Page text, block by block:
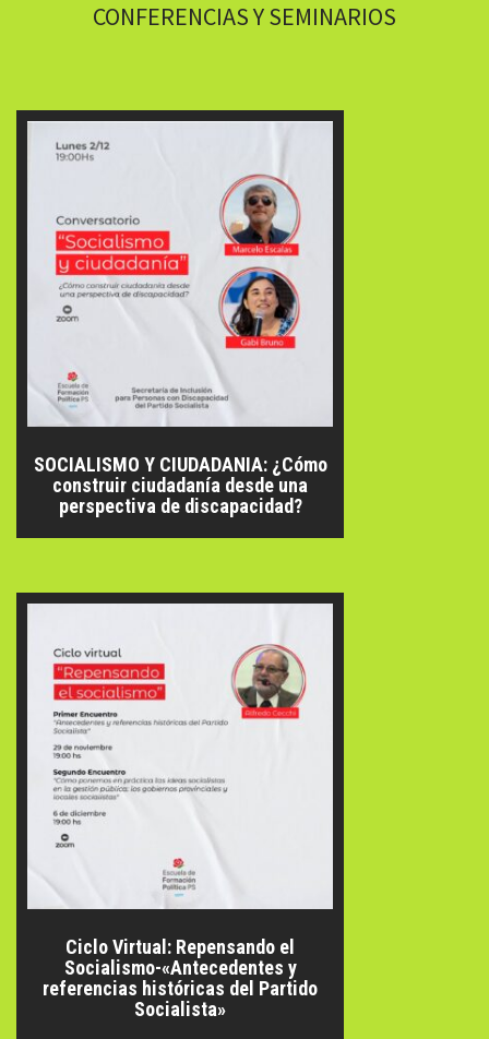
CONFERENCIAS Y SEMINARIOS
SOCIALISMO Y CIUDADANIA: ¿Cómo
construir ciudadanía desde una
perspectiva de discapacidad?
Ciclo Virtual: Repensando el
Socialismo-«Antecedentes y
referencias históricas del Partido
Socialista»